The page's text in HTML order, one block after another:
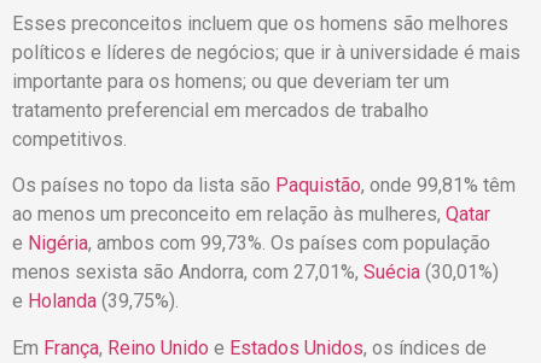
Esses preconceitos incluem que os homens são melhores
políticos e líderes de negócios; que ir à universidade é mais
importante para os homens; ou que deveriam ter um
tratamento preferencial em mercados de trabalho
competitivos.
Os países no topo da lista são Paquistão, onde 99,81% têm
ao menos um preconceito em relação às mulheres, Qatar
e Nigéria, ambos com 99,73%. Os países com população
menos sexista são Andorra, com 27,01%, Suécia (30,01%)
e Holanda (39,75%).
Em França, Reino Unido e Estados Unidos, os índices de